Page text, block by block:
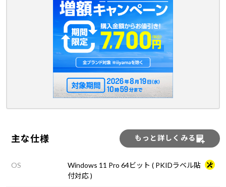
主な仕様 もっと詳しくみる
OS
Windows 11 Pro 64ビット ( PKIDラベル貼
付対応 )